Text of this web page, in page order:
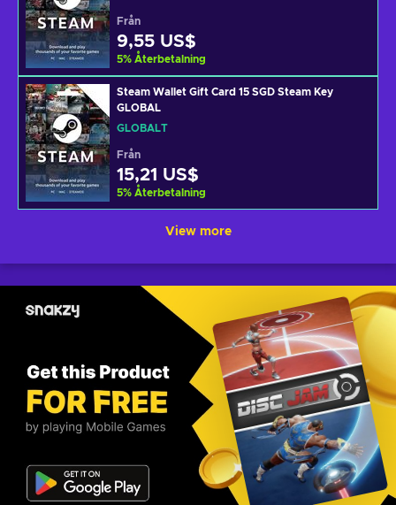
Från
9,55 US$
5% Återbetalning
Steam Wallet Gift Card 15 SGD Steam Key
GLOBAL
GLOBALT
Från
15,21 US$
5% Återbetalning
View more